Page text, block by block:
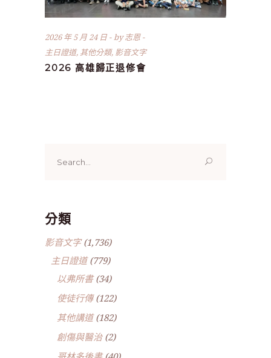
2026 年 5 月 24 日 by志恩
主日證道, 其他分類, 影音文字
2026 高雄歸正退修會
for:
分類
影音文字(1,736)
主日證道(779)
以弗所書(34)
使徒行傳(122)
其他講道(182)
創傷與醫治(2)